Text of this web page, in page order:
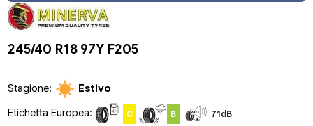
245/40 R18 97Y F205
Stagione:
Estivo
Etichetta Europea:
C B 71dB